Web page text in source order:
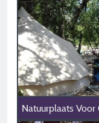
Natuurplaats Voor